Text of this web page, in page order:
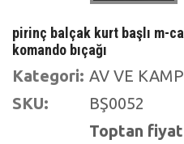
pirinç balçak kurt başlı m-
komando bıçağı
Kategori: AV VE
SKU:
BŞ0052
Toptan